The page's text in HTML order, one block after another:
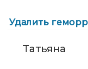
Удалить
Татьяна